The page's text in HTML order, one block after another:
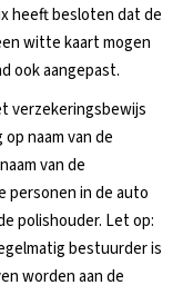
heeft besloten dat de
witte kaart mogen
ook aangepast.
verzekeringsbewijs
naam van de
van de
personen in de auto
polishouder. Let op:
bestuurder is
worden aan de